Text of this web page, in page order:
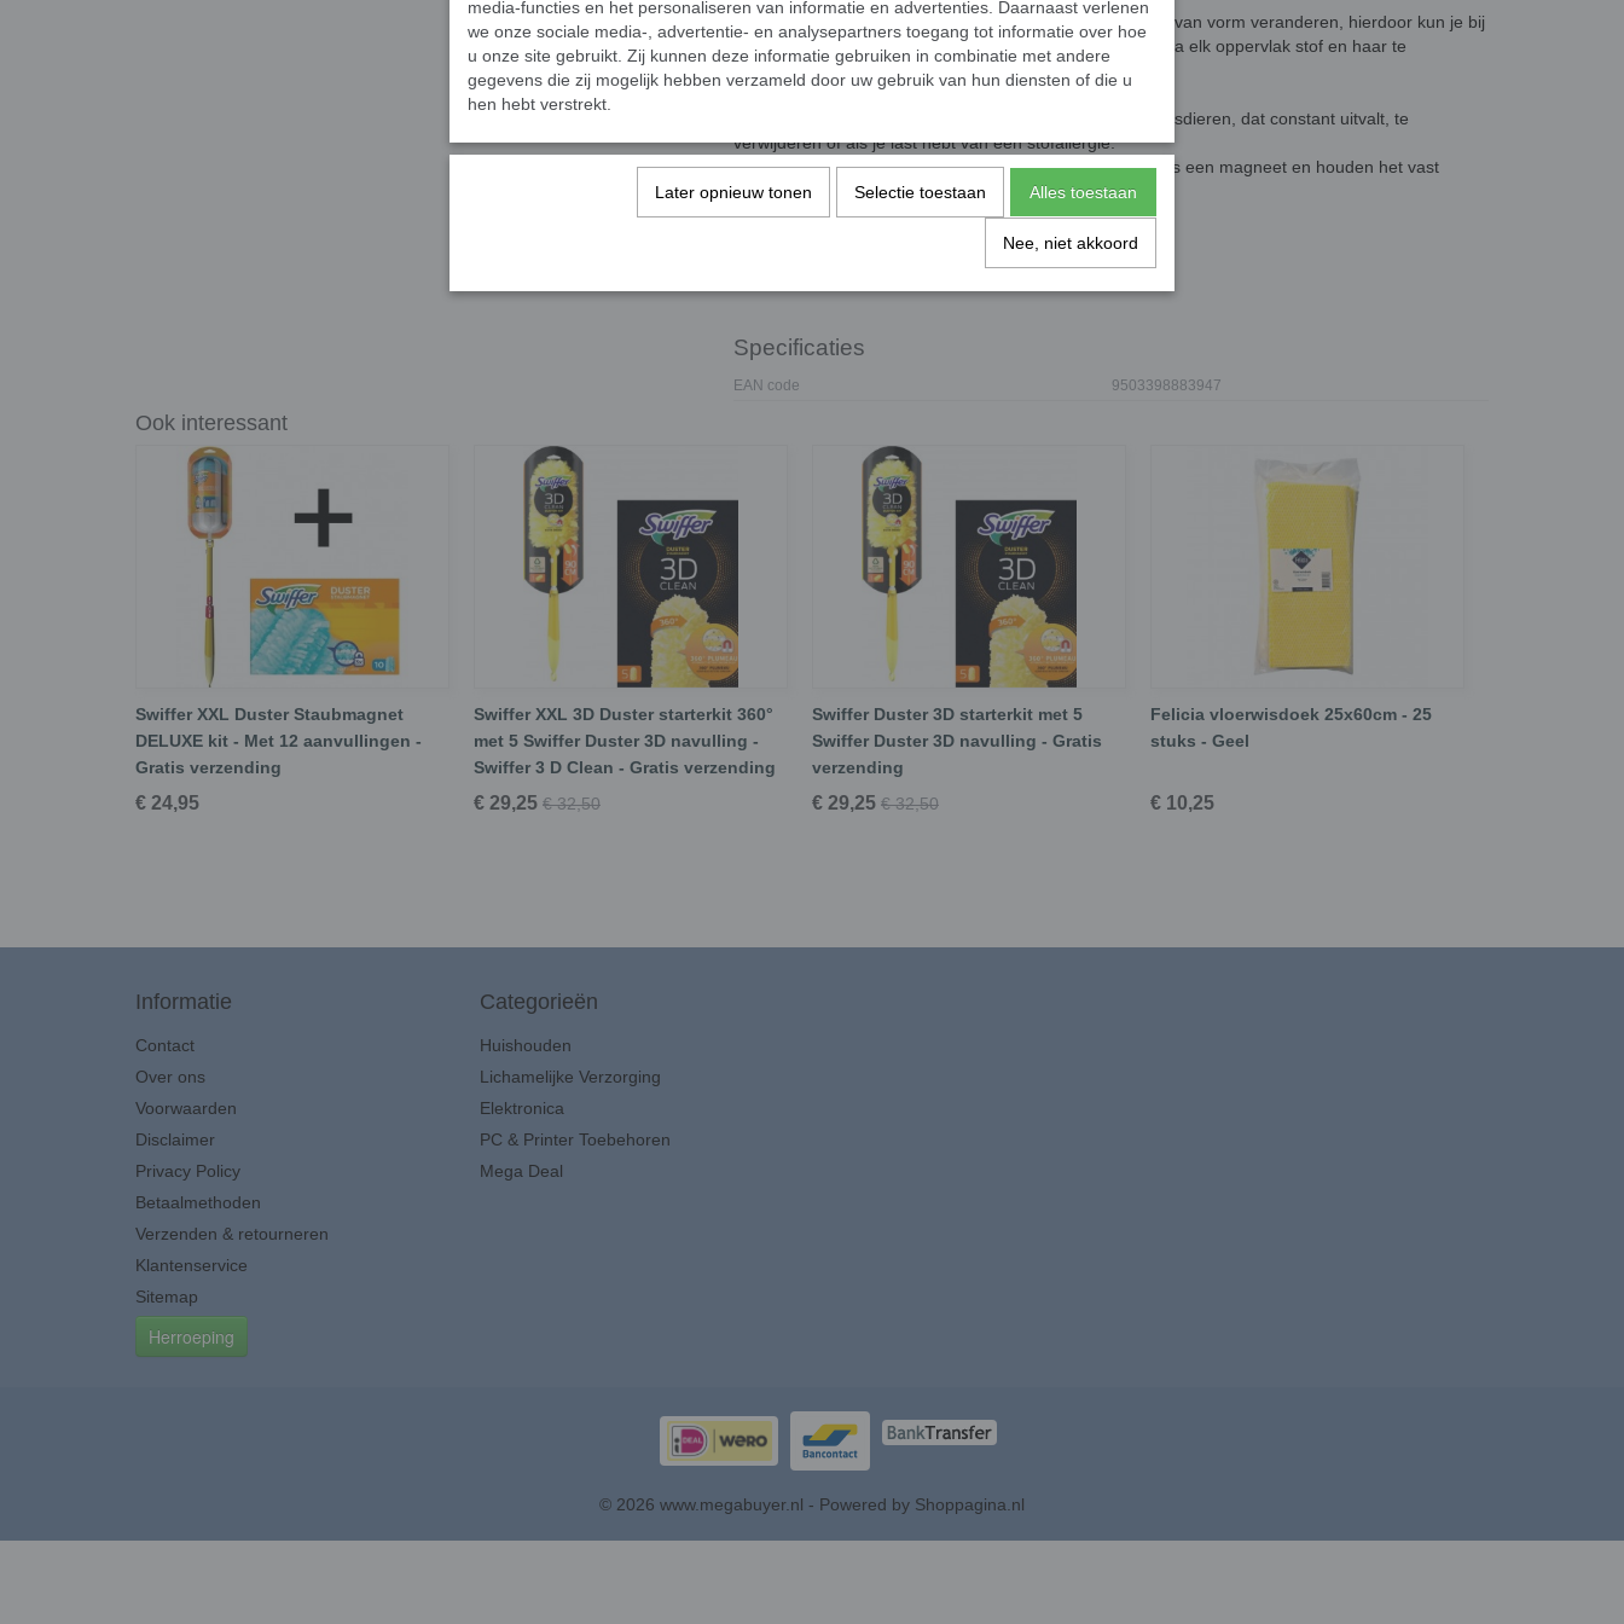
De Swiffer stofdoekjes beschikken over unieke vezels die van vorm veranderen, hierdoor kun je bij
de meest moeilijkst bereikbare plekjes komen om van bijna elk oppervlak stof en haar te
verwijderen zonder het in huis te verspreiden.
Handige tips: Ze zijn vooral handig om het haar van je huisdieren, dat constant uitvalt, te
verwijderen of als je last hebt van een stofallergie.
Swiffer Duster afstoffers trekken stof, vuil en haren aan als een magneet en houden het vast
tussen de duizenden pluizige vezels.
Specificaties
EAN code 9503398883947
Ook interessant
Swiffer XXL Duster Staubmagnet
DELUXE kit - Met 12 aanvullingen -
Gratis verzending
€ 24,95
Swiffer XXL 3D Duster starterkit 360°
met 5 Swiffer Duster 3D navulling -
Swiffer 3 D Clean - Gratis verzending
€ 29,25 € 32,50
Swiffer Duster 3D starterkit met 5
Swiffer Duster 3D navulling - Gratis
verzending
€ 29,25 € 32,50
Felicia vloerwisdoek 25x60cm - 25
stuks - Geel
€ 10,25
Informatie
Contact
Over ons
Voorwaarden
Disclaimer
Privacy Policy
Betaalmethoden
Verzenden & retourneren
Klantenservice
Sitemap
Herroeping
Categorieën
Huishouden
Lichamelijke Verzorging
Elektronica
PC & Printer Toebehoren
Mega Deal
© 2026 www.megabuyer.nl - Powered by Shoppagina.nl
media-functies en het personaliseren van informatie en advertenties. Daarnaast verlenen
we onze sociale media-, advertentie- en analysepartners toegang tot informatie over hoe
u onze site gebruikt. Zij kunnen deze informatie gebruiken in combinatie met andere
gegevens die zij mogelijk hebben verzameld door uw gebruik van hun diensten of die u
hen hebt verstrekt.
Later opnieuw tonen Selectie toestaan Alles toestaan
Nee, niet akkoord